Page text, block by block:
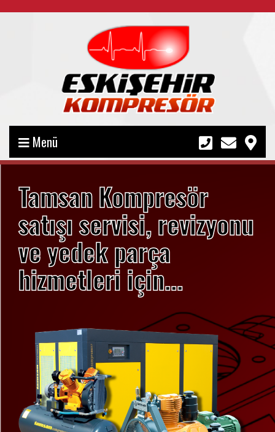
Menü
Tamsan Kompresör
satışı servisi, revizyonu
ve yedek parça
hizmetleri için...